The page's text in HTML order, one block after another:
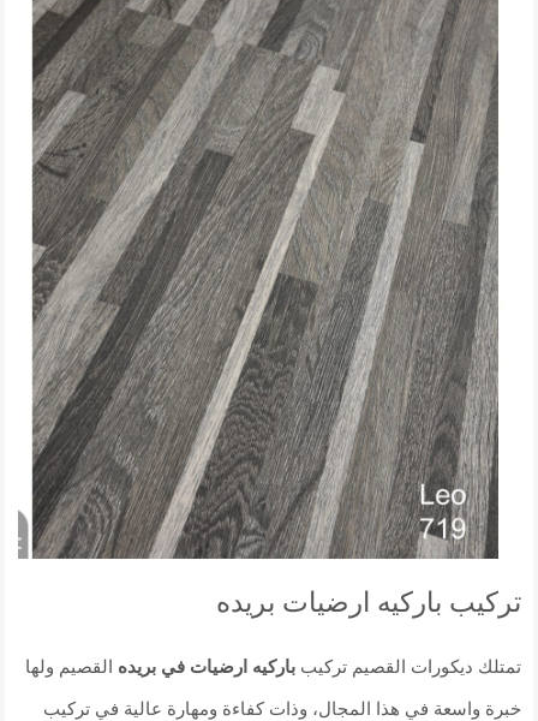
تركيب باركيه ارضيات بريده
تمتلك ديكورات القصيم تركيب باركيه ارضيات في بريده القصيم ولها
خبرة واسعة في هذا المجال، وذات كفاءة ومهارة عالية في تركيب